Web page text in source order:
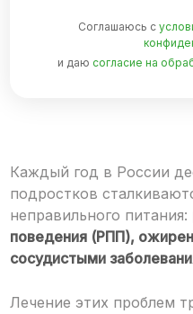
Соглашаюсь с
и даю согласие на
Каждый год в России
подростков
неправильного питания:
поведения (РПП),
сосудистыми
Лечение этих проблем